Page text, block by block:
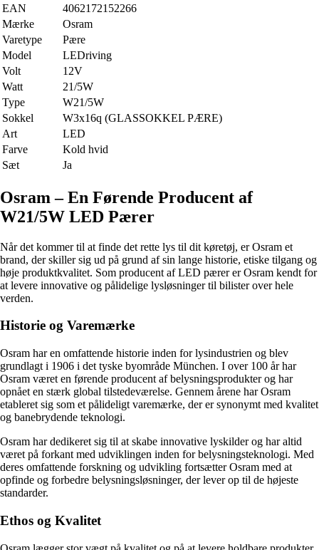
EAN
4062172152266
Mærke
Osram
Varetype
Pære
Model
LEDriving
Volt
12V
Watt
21/5W
Type
W21/5W
Sokkel
W3x16q (GLASSOKKEL PÆRE)
Art
LED
Farve
Kold hvid
Sæt
Ja
Osram – En Førende Producent af
W21/5W LED Pærer
Når det kommer til at finde det rette lys til dit køretøj, er Osram et
brand, der skiller sig ud på grund af sin lange historie, etiske tilgang og
høje produktkvalitet. Som producent af LED pærer er Osram kendt for
at levere innovative og pålidelige lysløsninger til bilister over hele
verden.
Historie og Varemærke
Osram har en omfattende historie inden for lysindustrien og blev
grundlagt i 1906 i det tyske byområde München. I over 100 år har
Osram været en førende producent af belysningsprodukter og har
opnået en stærk global tilstedeværelse. Gennem årene har Osram
etableret sig som et pålideligt varemærke, der er synonymt med kvalitet
og banebrydende teknologi.
Osram har dedikeret sig til at skabe innovative lyskilder og har altid
været på forkant med udviklingen inden for belysningsteknologi. Med
deres omfattende forskning og udvikling fortsætter Osram med at
opfinde og forbedre belysningsløsninger, der lever op til de højeste
standarder.
Ethos og Kvalitet